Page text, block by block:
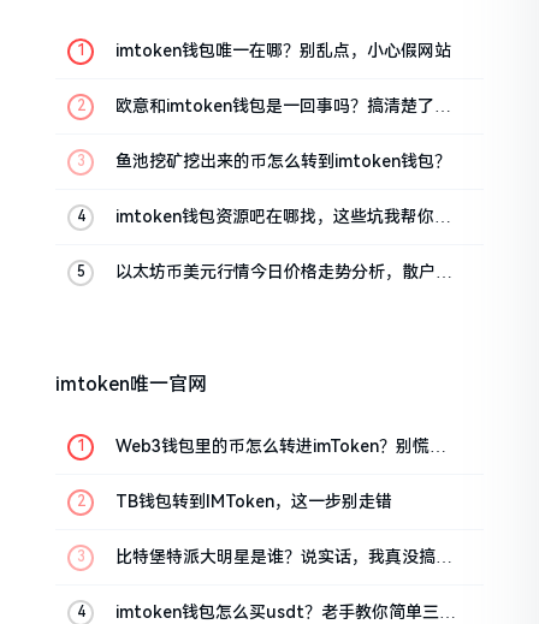
imtoken钱包唯一在哪？别乱点，小心假网站
欧意和imtoken钱包是一回事吗？搞清楚了再
鱼池挖矿挖出来的币怎么转到imtoken钱包？
imtoken钱包资源吧在哪找，这些坑我帮你趟
以太坊币美元行情今日价格走势分析，散户如
imtoken唯一官网
Web3钱包里的币怎么转进imToken？别慌，
TB钱包转到IMToken，这一步别走错
比特堡特派大明星是谁？说实话，我真没搞明
imtoken钱包怎么买usdt？老手教你简单三步